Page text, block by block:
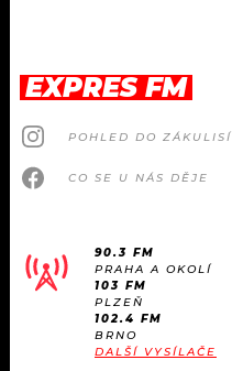
EXPRES FM
POHLED DO ZÁKULISÍ
CO SE U NÁS DĚJE
90.3 FM
PRAHA A OKOLÍ
103 FM
PLZEŇ
102.4 FM
BRNO
DALŠÍ VYSÍLAČE